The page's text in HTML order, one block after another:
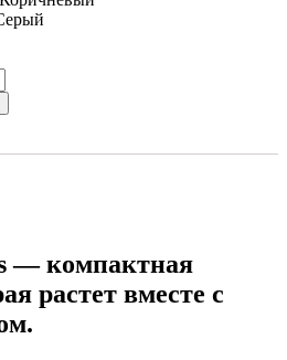
— компактная
растет вместе с